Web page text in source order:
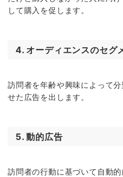
して購入を促します。
4. オーディエンスのセグ
訪問者を年齢や興味によって
せた広告を出します。
5. 動的広告
訪問者の行動に基づいて自動